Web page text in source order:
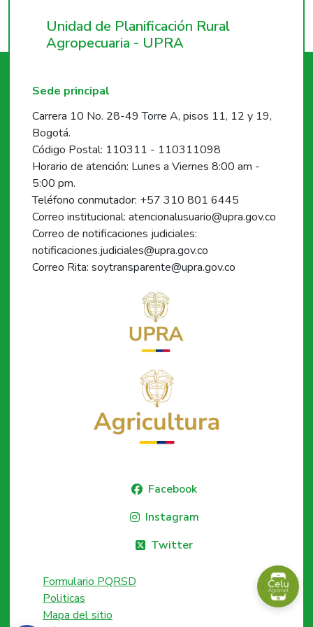
Unidad de Planificación Rural
Agropecuaria - UPRA
Sede principal
Carrera 10 No. 28-49 Torre A, pisos 11, 12 y 19,
Bogotá.
Código Postal: 110311 - 110311098
Horario de atención: Lunes a Viernes 8:00 am -
5:00 pm.
Teléfono conmutador: +57 310 801 6445
Correo institucional: atencionalusuario@upra.gov.co
Correo de notificaciones judiciales:
notificaciones.judiciales@upra.gov.co
Correo Rita: soytransparente@upra.gov.co
Facebook
Instagram
Twitter
Formulario PQRSD
Politicas
Mapa del sitio